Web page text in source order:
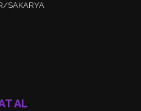
SAKARYA
AL